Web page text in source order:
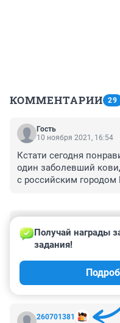
КОММЕНТАРИИ 29
Гость
10 ноября 2021, 16:54
Кстати сегодня
один заболевший
с российским
10 ноября 2021, 16:49
И почему то никто не
работают ученые-
тоже - вакцинация
260701381
Получай награды
задания!